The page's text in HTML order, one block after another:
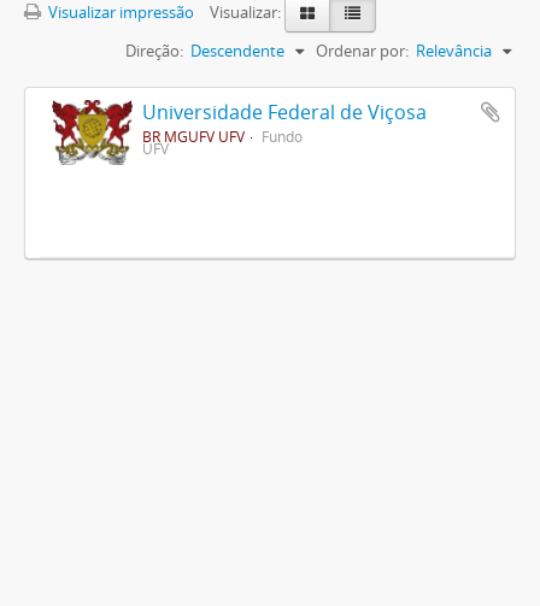
Visualizar impressão
Visualizar:
Ordenar por: Relevância
Direção: Descendente
Universidade Federal de Viçosa
BR MGUFV UFV Fundo
UFV